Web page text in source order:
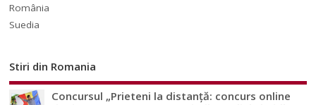
România
Suedia
Stiri din Romania
Concursul „Prieteni la distanță: concurs online